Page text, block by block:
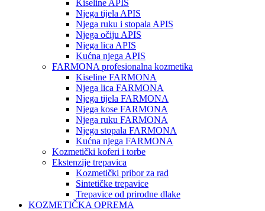
Kiseline APIS
Njega tijela APIS
Njega ruku i stopala APIS
Njega očiju APIS
Njega lica APIS
Kućna njega APIS
FARMONA profesionalna kozmetika
Kiseline FARMONA
Njega lica FARMONA
Njega tijela FARMONA
Njega kose FARMONA
Njega ruku FARMONA
Njega stopala FARMONA
Kućna njega FARMONA
Kozmetički koferi i torbe
Ekstenzije trepavica
Kozmetički pribor za rad
Sintetičke trepavice
Trepavice od prirodne dlake
KOZMETIČKA OPREMA